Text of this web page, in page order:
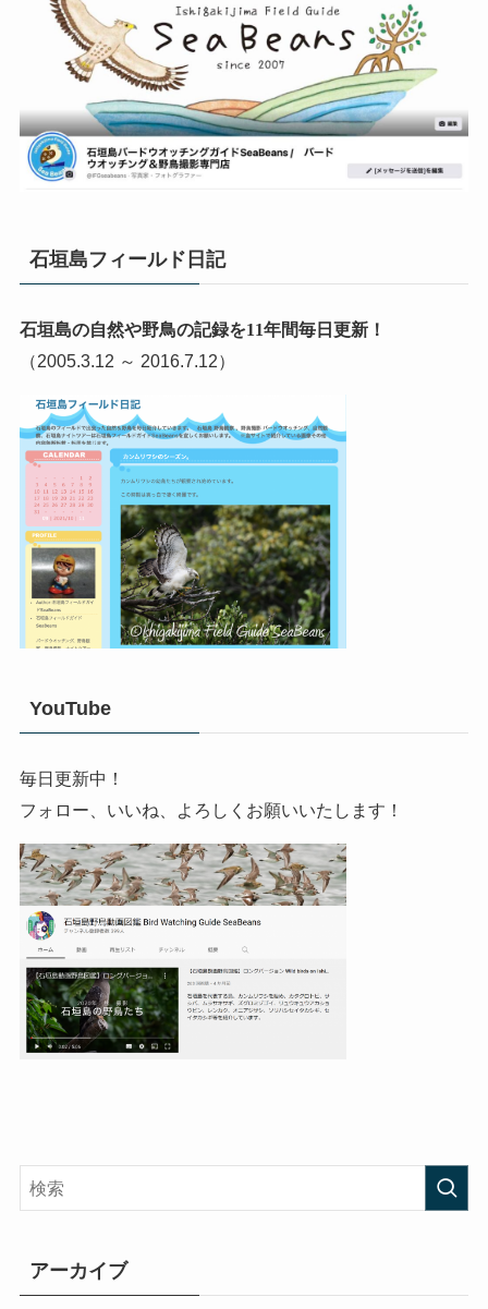
石垣島フィールド日記
石垣島の自然や野鳥の記録を11年間毎日更新！
（2005.3.12 ～ 2016.7.12）
YouTube
毎日更新中！
フォロー、いいね、よろしくお願いいたします！
アーカイブ